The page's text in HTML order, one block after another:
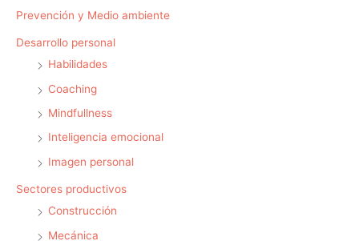
Prevención y Medio ambiente
Desarrollo personal
Habilidades
Coaching
Mindfullness
Inteligencia emocional
Imagen personal
Sectores productivos
Construcción
Mecánica